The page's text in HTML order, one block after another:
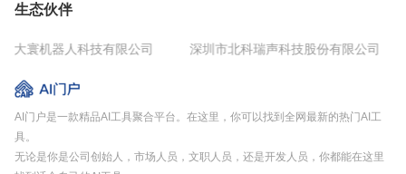
生态伙伴
大寰机器人科技有限公司 深圳市北科瑞声科技股份有限公司
AI门户是一款精品AI工具聚合平台。在这里，你可以找到全网最新的热门AI工
具。
无论是你是公司创始人，市场人员，文职人员，还是开发人员，你都能在这里